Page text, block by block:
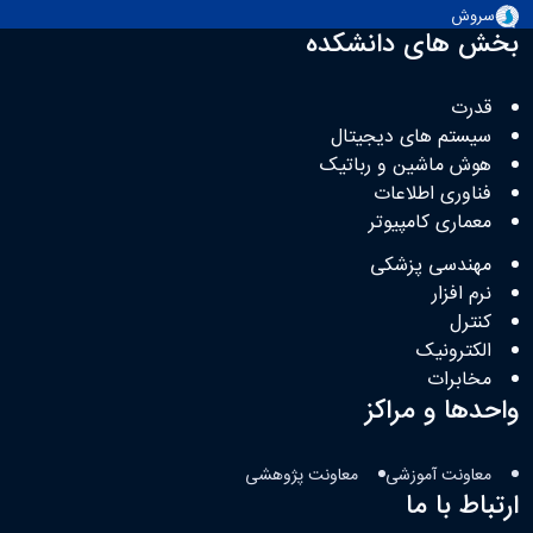
سروش
بخش های دانشکده
قدرت
سیستم های دیجیتال
هوش ماشین و رباتیک
فناوری اطلاعات
معماری کامپیوتر
مهندسی پزشکی
نرم افزار
کنترل
الکترونیک
مخابرات
واحدها و مراکز
معاونت آموزشی معاونت پژوهشی
ارتباط با ما